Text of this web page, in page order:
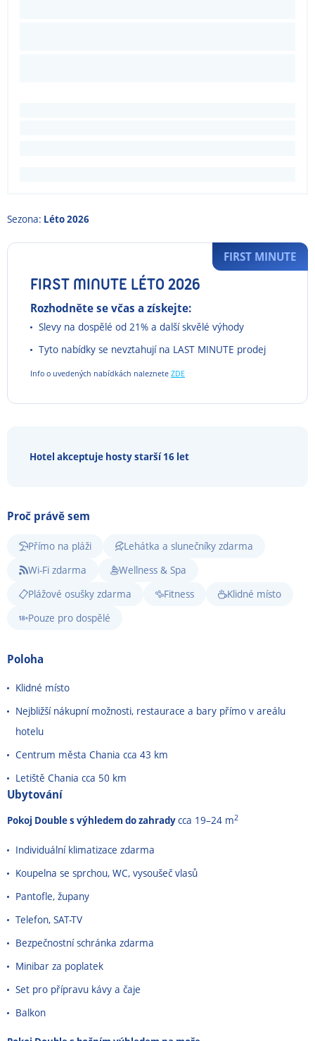
Sezona: Léto 2026
FIRST MINUTE LÉTO 2026
Rozhodněte se včas a získejte:
Slevy na dospělé od 21% a další skvělé výhody
Tyto nabídky se nevztahují na LAST MINUTE prodej
Info o uvedených nabídkách naleznete ZDE
FIRST MINUTE
Hotel akceptuje hosty starší 16 let
Proč právě sem
Přímo na pláži
Lehátka a slunečníky zdarma
Wi-Fi zdarma
Wellness & Spa
Plážové osušky zdarma
Fitness
Klidné místo
Pouze pro dospělé
Poloha
Klidné místo
Nejbližší nákupní možnosti, restaurace a bary přímo v areálu
hotelu
Centrum města Chania cca 43 km
Letiště Chania cca 50 km
Ubytování
Pokoj Double s výhledem do zahradycca 19–24 m2
Individuální klimatizace zdarma
Koupelna se sprchou, WC, vysoušeč vlasů
Pantofle, župany
Telefon, SAT-TV
Bezpečnostní schránka zdarma
Minibar za poplatek
Set pro přípravu kávy a čaje
Balkon